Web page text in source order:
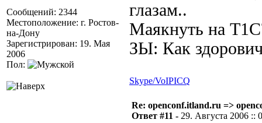
Сообщений: 2344
Местоположение: г. Ростов-
на-Дону
Зарегистрирован: 19. Мая
2006
Пол:
глазам..
Маякнуть на
ЗЫ: Как
Skype/VoIPICQ
Re: openconf.itland.ru =>
Ответ #11 - 29. Августа 2006 ::